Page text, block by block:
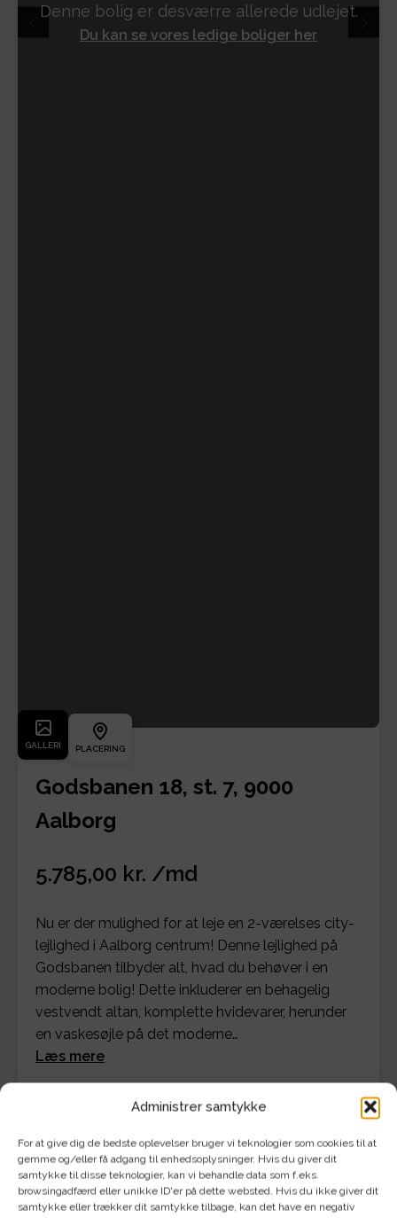
Administrer samtykke
For at give dig de bedste oplevelser bruger vi teknologier som cookies til at
gemme og/eller få adgang til enhedsoplysninger. Hvis du giver dit
samtykke til disse teknologier, kan vi behandle data som f.eks.
browsingadfærd eller unikke ID'er på dette websted. Hvis du ikke giver dit
samtykke eller trækker dit samtykke tilbage, kan det have en negativ
Denne bolig er desværre allerede udlejet.
Du kan se vores ledige boliger her
GALLERI PLACERING
Godsbanen 18, st. 7, 9000
Aalborg
5.785,00 kr. /md
Nu er der mulighed for at leje en 2-værelses city-
lejlighed i Aalborg centrum! Denne lejlighed på
Godsbanen tilbyder alt, hvad du behøver i en
moderne bolig! Dette inkluderer en behagelig
vestvendt altan, komplette hvidevarer, herunder
en vaskesøjle på det moderne…
Læs mere
Se detaljer for bolig og økonomi